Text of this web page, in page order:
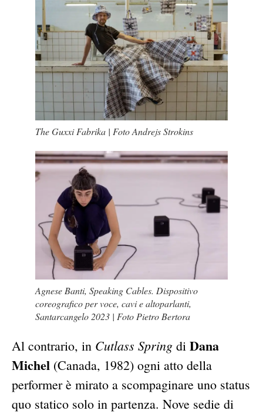
The Guxxi Fabrika | Foto Andrejs Strokins
Agnese Banti, Speaking Cables. Dispositivo
coreografico per voce, cavi e altoparlanti,
Santarcangelo 2023 | Foto Pietro Bertora
Al contrario, in Cutlass Spring di Dana
Michel (Canada, 1982) ogni atto della
performer è mirato a scompaginare uno status
quo statico solo in partenza. Nove sedie di